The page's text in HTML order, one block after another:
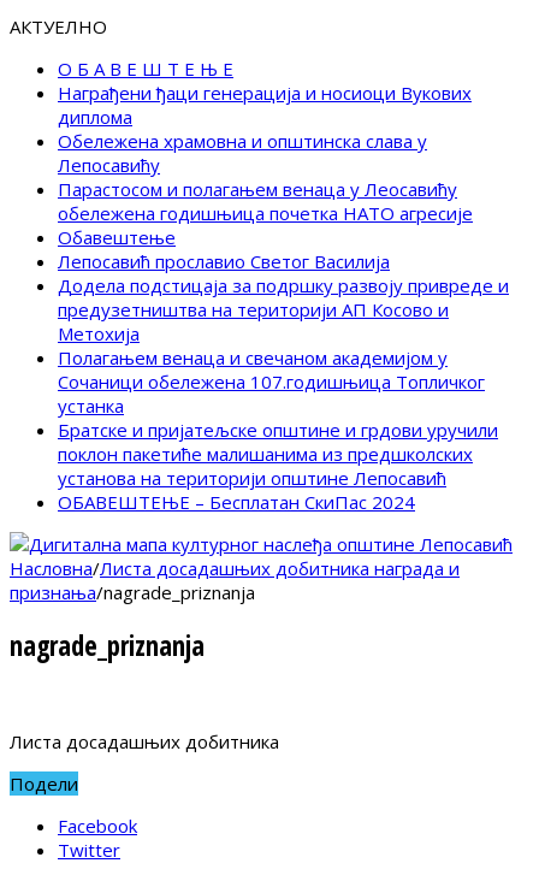
АКТУЕЛНО
О Б А В Е Ш Т Е Њ Е
Награђени ђаци генерација и носиоци Вукових
диплома
Обележена храмовна и општинска слава у
Лепосавићу
Парастосом и полагањем венаца у Леосавићу
обележена годишњица почетка НАТО агресије
Обавештење
Лепосавић прославио Светог Василија
Додела подстицаја за подршку развоју привреде и
предузетништва на територији АП Косово и
Метохија
Полагањем венаца и свечаном академијом у
Сочаници обележена 107.годишњица Топличког
устанка
Братске и пријатељске општине и грдови уручили
поклон пакетиће малишанима из предшколских
установа на територији општине Лепосавић
ОБАВЕШТЕЊЕ – Бесплатан СкиПас 2024
Насловна/Листа досадашњих добитника награда и
признања/nagrade_priznanja
nagrade_priznanja
Листа досадашњих добитника
Подели
Facebook
Twitter